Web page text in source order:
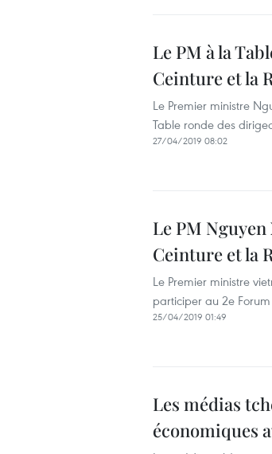
Le PM à la
Ceinture et la
Le Premier ministre
Table ronde des
27/04/2019 08:02
Le PM
Ceinture et la
Le Premier ministre
participer au 2e
25/04/2019 01:49
Les médias
économiques